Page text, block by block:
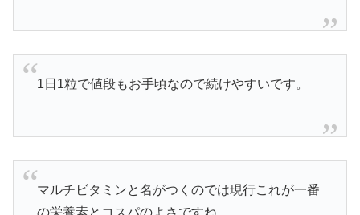
1日1粒で値段もお手頃なので続けやすいです。
マルチビタミンと名がつくのでは現行これが一番
の栄養素とコスパのよさですね。